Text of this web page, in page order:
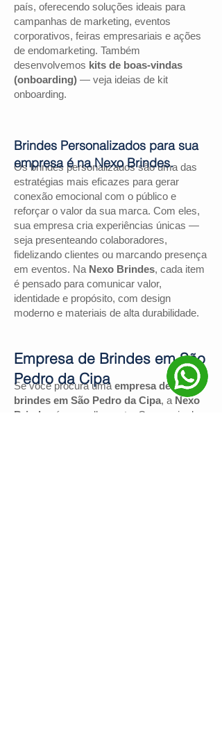
país, oferecendo soluções ideais para
campanhas de marketing, eventos
corporativos, feiras empresariais e ações
de endomarketing. Também
desenvolvemos kits de boas-vindas
(onboarding) — veja ideias de kit
onboarding.
Os brindes personalizados são uma das
estratégias mais eficazes para gerar
conexão emocional com o público e
reforçar o valor da sua marca. Com eles,
sua empresa cria experiências únicas —
seja presenteando colaboradores,
fidelizando clientes ou marcando presença
em eventos. Na Nexo Brindes, cada item
é pensado para comunicar valor,
identidade e propósito, com design
moderno e materiais de alta durabilidade.
Se você procura uma empresa de
brindes em São Pedro da Cipa, a Nexo
Brindes
é a escolha certa. Com mais de
Brindes Personalizados para sua
empresa é na Nexo Brindes.
Empresa de Brindes em São
Pedro da Cipa